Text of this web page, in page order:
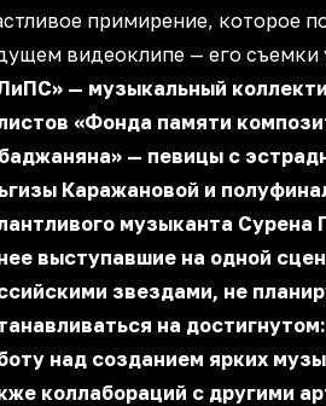
примирение, которое
видеоклипе — его съемки
— музыкальный
«Фонда памяти
— певицы с
Каражановой и
музыканта Сурена
выступавшие на одной
звездами, не
на
над созданием ярких
коллабораций с другими